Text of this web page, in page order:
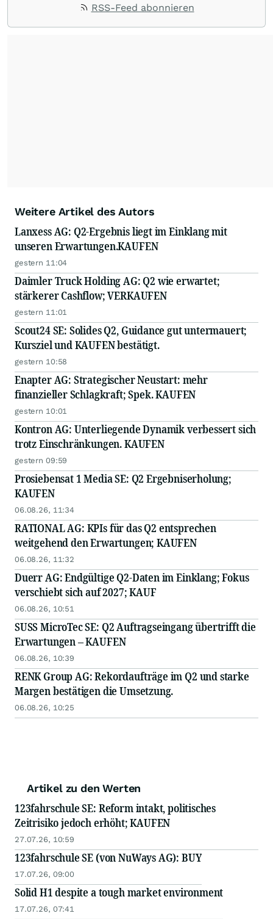
RSS-Feed abonnieren
Weitere Artikel des Autors
Lanxess AG: Q2-Ergebnis liegt im Einklang mit
unseren Erwartungen.KAUFEN
gestern 11:04
Daimler Truck Holding AG: Q2 wie erwartet;
stärkerer Cashflow; VERKAUFEN
gestern 11:01
Scout24 SE: Solides Q2, Guidance gut untermauert;
Kursziel und KAUFEN bestätigt.
gestern 10:58
Enapter AG: Strategischer Neustart: mehr
finanzieller Schlagkraft; Spek. KAUFEN
gestern 10:01
Kontron AG: Unterliegende Dynamik verbessert sich
trotz Einschränkungen. KAUFEN
gestern 09:59
Prosiebensat 1 Media SE: Q2 Ergebniserholung;
KAUFEN
06.08.26, 11:34
RATIONAL AG: KPIs für das Q2 entsprechen
weitgehend den Erwartungen; KAUFEN
06.08.26, 11:32
Duerr AG: Endgültige Q2-Daten im Einklang; Fokus
verschiebt sich auf 2027; KAUF
06.08.26, 10:51
SUSS MicroTec SE: Q2 Auftragseingang übertrifft die
Erwartungen – KAUFEN
06.08.26, 10:39
RENK Group AG: Rekordaufträge im Q2 und starke
Margen bestätigen die Umsetzung.
06.08.26, 10:25
Artikel zu den Werten
123fahrschule SE: Reform intakt, politisches
Zeitrisiko jedoch erhöht; KAUFEN
27.07.26, 10:59
123fahrschule SE (von NuWays AG): BUY
17.07.26, 09:00
Solid H1 despite a tough market environment
17.07.26, 07:41